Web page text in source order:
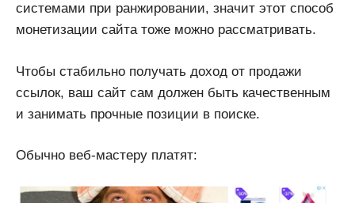
системами при ранжировании, значит этот способ
монетизации сайта тоже можно рассматривать.
Чтобы стабильно получать доход от продажи
ссылок, ваш сайт сам должен быть качественным
и занимать прочные позиции в поиске.
Обычно веб-мастеру платят: